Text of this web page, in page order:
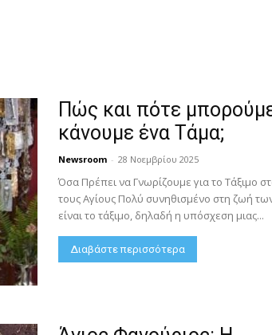
Πώς και πότε
κάνουμε ένα Τάμα;
Newsroom - 28 Νοεμβρίου 2025
Όσα Πρέπει να Γνωρίζουμε για το Τάξιμο
τους Αγίους Πολύ συνηθισμένο στη ζωή
είναι το τάξιμο, δηλαδή η υπόσχεση μιας...
Διαβάστε περισσότερα